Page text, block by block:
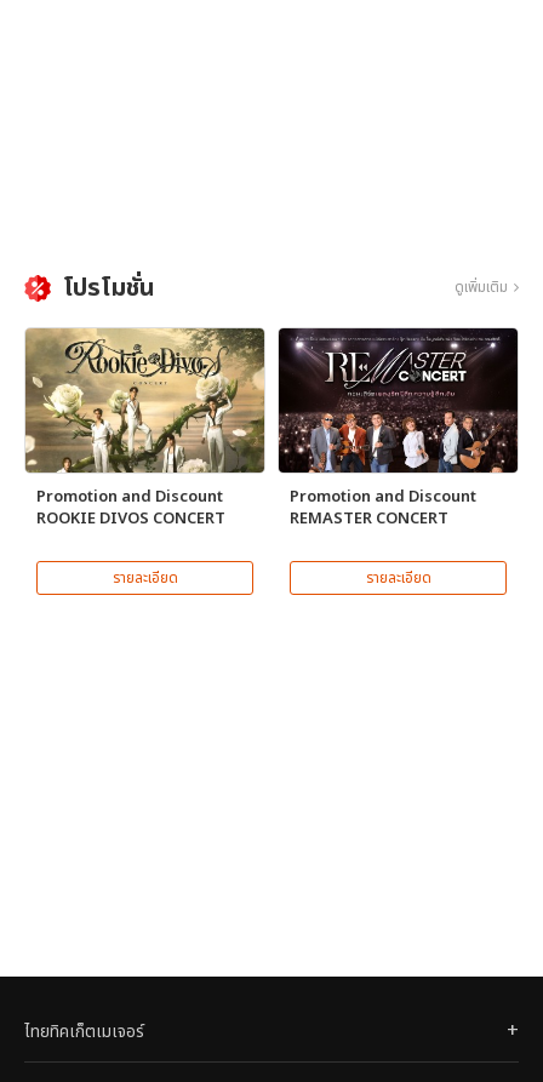
โปรโมชั่น ดูเพิ่มเติม
Promotion and Discount
ROOKIE DIVOS CONCERT
รายละเอียด
Promotion and Discount
REMASTER CONCERT
รายละเอียด
ไทยทิคเก็ตเมเจอร์